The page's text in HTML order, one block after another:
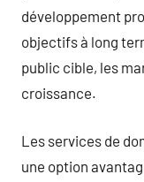
développement
objectifs à long
public cible, les
croissance.
Les services de
une option